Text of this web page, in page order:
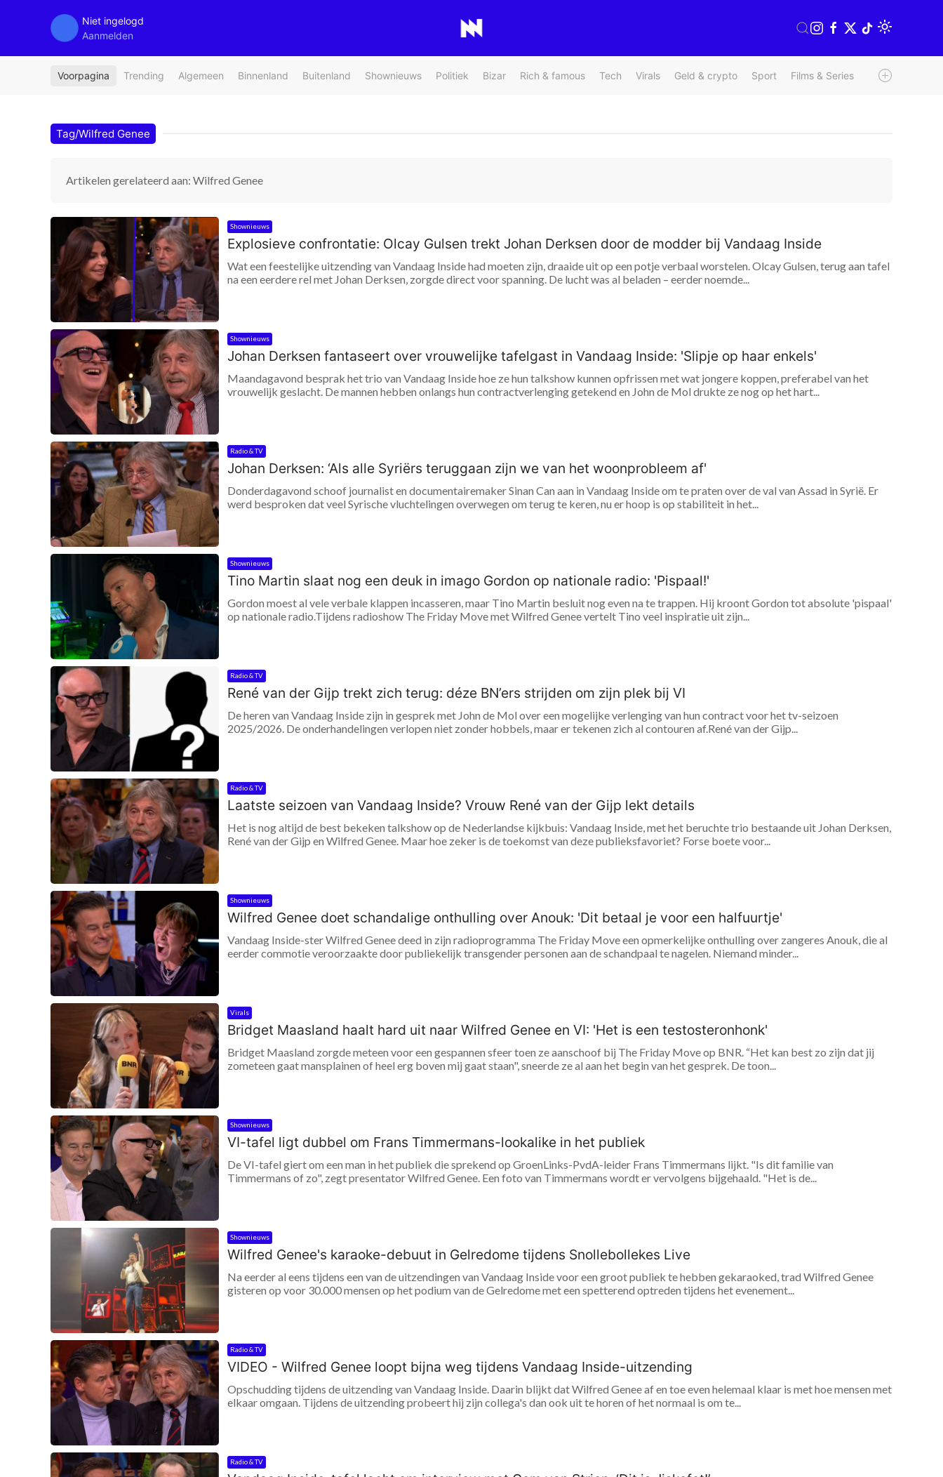
Niet ingelogd
Aanmelden
Voorpagina Trending Algemeen Binnenland Buitenland Shownieuws Politiek Bizar Rich & famous Tech Virals Geld & crypto Sport Films & Series Radio & TV
Tag/Wilfred Genee
Artikelen gerelateerd aan: Wilfred Genee
Shownieuws
Explosieve confrontatie: Olcay Gulsen trekt Johan Derksen door de modder bij Vandaag Inside
Wat een feestelijke uitzending van Vandaag Inside had moeten zijn, draaide uit op een potje verbaal worstelen. Olcay Gulsen, terug aan tafel
na een eerdere rel met Johan Derksen, zorgde direct voor spanning. De lucht was al beladen – eerder noemde...
Shownieuws
Johan Derksen fantaseert over vrouwelijke tafelgast in Vandaag Inside: 'Slipje op haar enkels'
Maandagavond besprak het trio van Vandaag Inside hoe ze hun talkshow kunnen opfrissen met wat jongere koppen, preferabel van het
vrouwelijk geslacht. De mannen hebben onlangs hun contractverlenging getekend en John de Mol drukte ze nog op het hart...
Radio & TV
Johan Derksen: ‘Als alle Syriërs teruggaan zijn we van het woonprobleem af'
Donderdagavond schoof journalist en documentairemaker Sinan Can aan in Vandaag Inside om te praten over de val van Assad in Syrië. Er
werd besproken dat veel Syrische vluchtelingen overwegen om terug te keren, nu er hoop is op stabiliteit in het...
Shownieuws
Tino Martin slaat nog een deuk in imago Gordon op nationale radio: 'Pispaal!'
Gordon moest al vele verbale klappen incasseren, maar Tino Martin besluit nog even na te trappen. Hij kroont Gordon tot absolute 'pispaal'
op nationale radio.Tijdens radioshow The Friday Move met Wilfred Genee vertelt Tino veel inspiratie uit zijn...
Radio & TV
René van der Gijp trekt zich terug: déze BN’ers strijden om zijn plek bij VI
De heren van Vandaag Inside zijn in gesprek met John de Mol over een mogelijke verlenging van hun contract voor het tv-seizoen
2025/2026. De onderhandelingen verlopen niet zonder hobbels, maar er tekenen zich al contouren af.René van der Gijp...
Radio & TV
Laatste seizoen van Vandaag Inside? Vrouw René van der Gijp lekt details
Het is nog altijd de best bekeken talkshow op de Nederlandse kijkbuis: Vandaag Inside, met het beruchte trio bestaande uit Johan Derksen,
René van der Gijp en Wilfred Genee. Maar hoe zeker is de toekomst van deze publieksfavoriet? Forse boete voor...
Shownieuws
Wilfred Genee doet schandalige onthulling over Anouk: 'Dit betaal je voor een halfuurtje'
Vandaag Inside-ster Wilfred Genee deed in zijn radioprogramma The Friday Move een opmerkelijke onthulling over zangeres Anouk, die al
eerder commotie veroorzaakte door publiekelijk transgender personen aan de schandpaal te nagelen. Niemand minder...
Virals
Bridget Maasland haalt hard uit naar Wilfred Genee en VI: 'Het is een testosteronhonk'
Bridget Maasland zorgde meteen voor een gespannen sfeer toen ze aanschoof bij The Friday Move op BNR. “Het kan best zo zijn dat jij
zometeen gaat mansplainen of heel erg boven mij gaat staan", sneerde ze al aan het begin van het gesprek. De toon...
Shownieuws
VI-tafel ligt dubbel om Frans Timmermans-lookalike in het publiek
De VI-tafel giert om een man in het publiek die sprekend op GroenLinks-PvdA-leider Frans Timmermans lijkt. "Is dit familie van
Timmermans of zo", zegt presentator Wilfred Genee. Een foto van Timmermans wordt er vervolgens bijgehaald. "Het is de...
Shownieuws
Wilfred Genee's karaoke-debuut in Gelredome tijdens Snollebollekes Live
Na eerder al eens tijdens een van de uitzendingen van Vandaag Inside voor een groot publiek te hebben gekaraoked, trad Wilfred Genee
gisteren op voor 30.000 mensen op het podium van de Gelredome met een spetterend optreden tijdens het evenement...
Radio & TV
VIDEO - Wilfred Genee loopt bijna weg tijdens Vandaag Inside-uitzending
Opschudding tijdens de uitzending van Vandaag Inside. Daarin blijkt dat Wilfred Genee af en toe even helemaal klaar is met hoe mensen met
elkaar omgaan. Tijdens de uitzending probeert hij zijn collega's dan ook uit te horen of het normaal is om te...
Radio & TV